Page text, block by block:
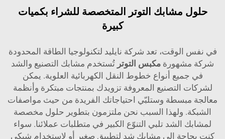
حلول مشابك التوتر المتخصصة للشراء بكميات
كبيرة
في نفس الوقت، تعد شركة نايليد لتكنولوجيا الطاقة المحدودة
شركة مشهورة مكبس التوتر تُستخدم مشابك التصنيع والشد
في جميع أنواع خطوط النقل الكهربائية العلوية. يمكن
لشركات التصنيع المعروفة تزويدك بمنتجات مبتكرة وأنظمة
معالجة مبسطة وستلبّي احتياجاتك الفريدة من حيث مواصفات
الشبكة. ولهذا السبب نحن ملتزمون بتطوير حلول مخصصة
لمشابك الشد تلبي التنوّع الكبير في متطلبات عملائنا. سواء
كنت بحاجة إلى مشابك شد لتطبيق صغير أو لاستخدام شبكي